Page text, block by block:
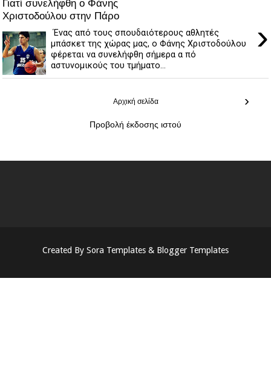
Γιατί συνελήφθη ο Φάνης
Χριστοδούλου στην Πάρο
›
Ένας από τους σπουδαιότερους αθλητές
μπάσκετ της χώρας μας, ο Φάνης Χριστοδούλου
φέρεται να συνελήφθη σήμερα α πό
αστυνομικούς του τμήματο...
›
Αρχική σελίδα
Προβολή έκδοσης ιστού
Created By Sora Templates & Blogger Templates